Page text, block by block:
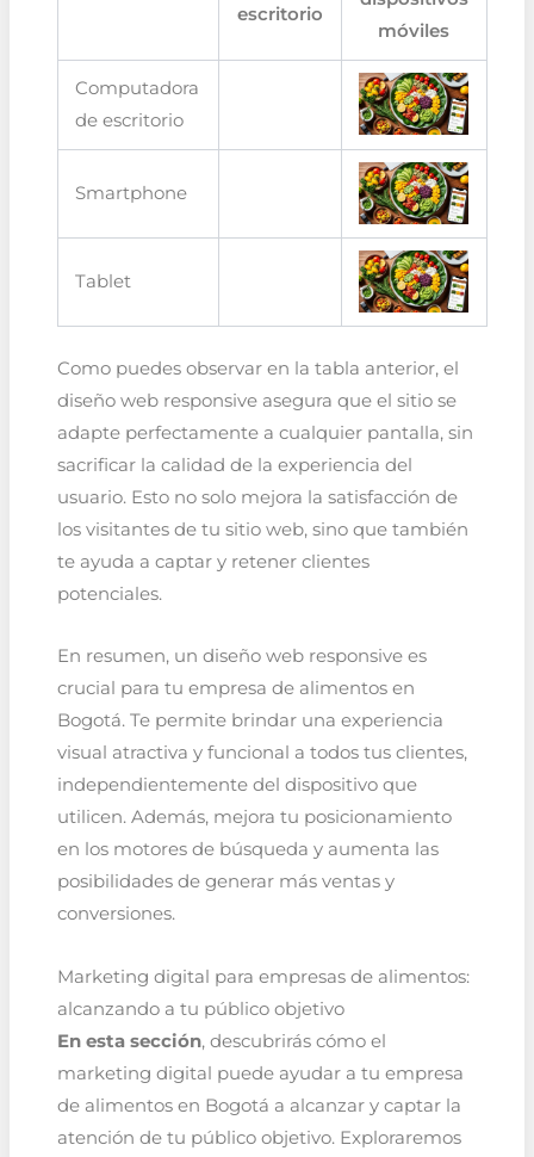
escritorio
móviles
Computadora
de escritorio
Smartphone
Tablet
Como puedes observar en la tabla anterior, el
diseño web responsive asegura que el sitio se
adapte perfectamente a cualquier pantalla, sin
sacrificar la calidad de la experiencia del
usuario. Esto no solo mejora la satisfacción de
los visitantes de tu sitio web, sino que también
te ayuda a captar y retener clientes
potenciales.
En resumen, un diseño web responsive es
crucial para tu empresa de alimentos en
Bogotá. Te permite brindar una experiencia
visual atractiva y funcional a todos tus clientes,
independientemente del dispositivo que
utilicen. Además, mejora tu posicionamiento
en los motores de búsqueda y aumenta las
posibilidades de generar más ventas y
conversiones.
Marketing digital para empresas de alimentos:
alcanzando a tu público objetivo
En esta sección, descubrirás cómo el
marketing digital puede ayudar a tu empresa
de alimentos en Bogotá a alcanzar y captar la
atención de tu público objetivo. Exploraremos